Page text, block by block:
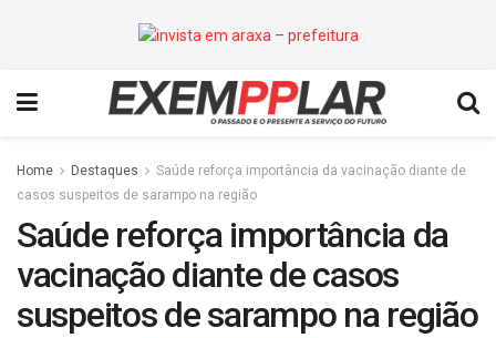
Home Destaques
Saúde reforça importância da vacinação diante de
casos suspeitos de sarampo na região
Saúde reforça importância da
vacinação diante de casos
suspeitos de sarampo na região